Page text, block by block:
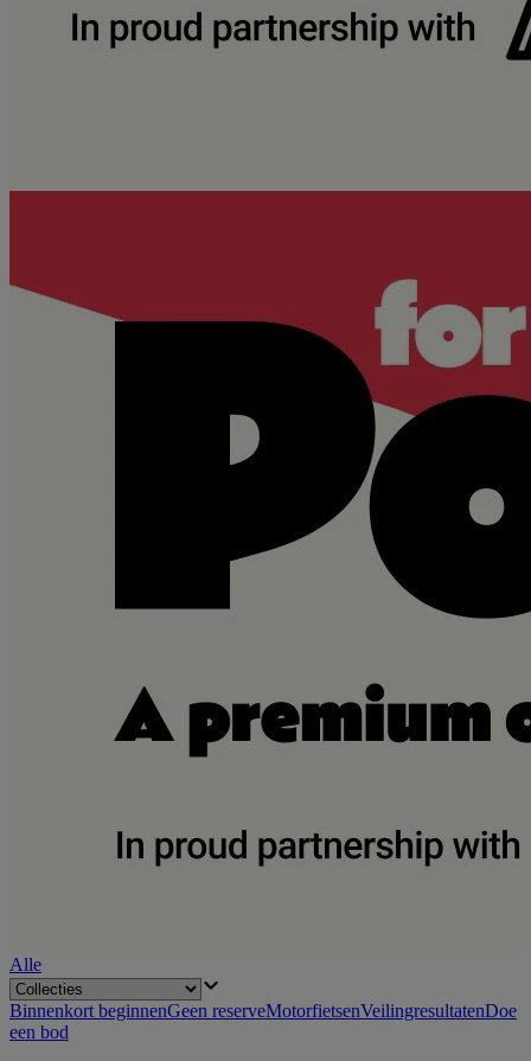
Alle
Binnenkort beginnenGeen reserveMotorfietsenVeilingresultatenDoe
een bod